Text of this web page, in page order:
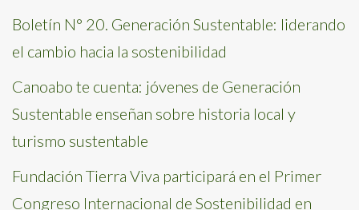
Boletín N° 20. Generación Sustentable: liderando
el cambio hacia la sostenibilidad
Canoabo te cuenta: jóvenes de Generación
Sustentable enseñan sobre historia local y
turismo sustentable
Fundación Tierra Viva participará en el Primer
Congreso Internacional de Sostenibilidad en